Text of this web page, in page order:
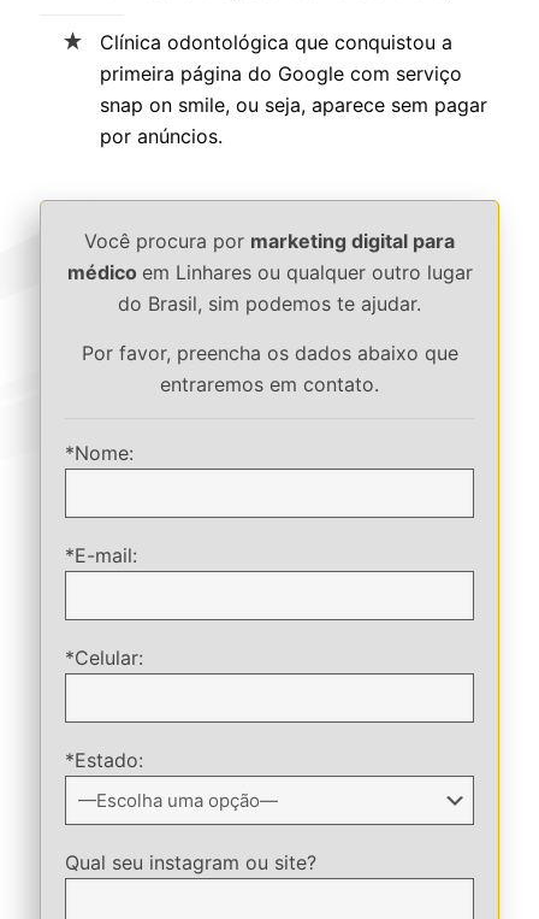
Clínica odontológica que conquistou a
primeira página do Google com serviço
snap on smile, ou seja, aparece sem pagar
por anúncios.
Você procura por marketing digital para
médico em Linhares ou qualquer outro lugar
do Brasil, sim podemos te ajudar.
Por favor, preencha os dados abaixo que
entraremos em contato.
*Nome:
*E-mail:
*Celular:
*Estado:
Qual seu instagram ou site?